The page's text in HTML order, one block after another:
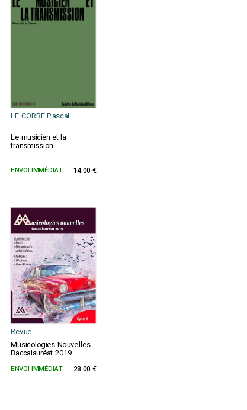
LE CORRE Pascal
Le musicien et la
transmission
ENVOI IMMÉDIAT 14.00 €
Revue
Musicologies Nouvelles -
Baccalauréat 2019
ENVOI IMMÉDIAT 28.00 €